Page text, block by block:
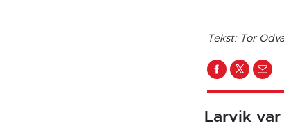
Tekst: Tor
Larvik